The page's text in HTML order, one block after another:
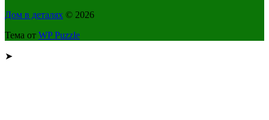
Дом в деталях © 2026
Тема от WP Puzzle
➤